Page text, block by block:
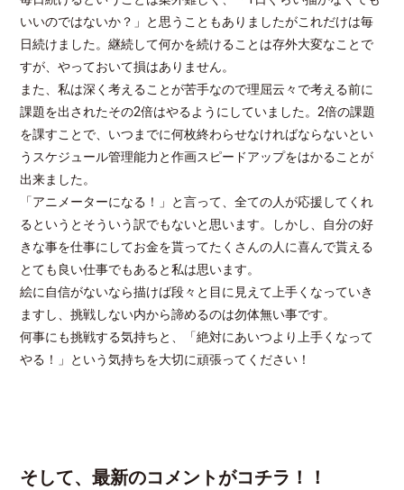
いいのではないか？」と思うこともありましたがこれだけは毎
日続けました。継続して何かを続けることは存外大変なことで
すが、やっておいて損はありません。
また、私は深く考えることが苦手なので理屈云々で考える前に
課題を出されたその2倍はやるようにしていました。2倍の課題
を課すことで、いつまでに何枚終わらせなければならないとい
うスケジュール管理能力と作画スピードアップをはかることが
出来ました。
「アニメーターになる！」と言って、全ての人が応援してくれ
るというとそういう訳でもないと思います。しかし、自分の好
きな事を仕事にしてお金を貰ってたくさんの人に喜んで貰える
とても良い仕事でもあると私は思います。
絵に自信がないなら描けば段々と目に見えて上手くなっていき
ますし、挑戦しない内から諦めるのは勿体無い事です。
何事にも挑戦する気持ちと、「絶対にあいつより上手くなって
やる！」という気持ちを大切に頑張ってください！
そして、最新のコメントがコチラ！！